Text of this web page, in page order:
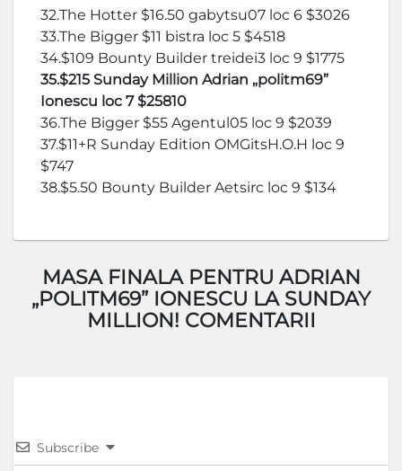
32.The Hotter $16.50 gabytsu07 loc 6 $3026
33.The Bigger $11 bistra loc 5 $4518
34.$109 Bounty Builder treidei3 loc 9 $1775
35.$215 Sunday Million Adrian „politm69”
Ionescu loc 7 $25810
36.The Bigger $55 Agentul05 loc 9 $2039
37.$11+R Sunday Edition OMGitsH.O.H loc 9
$747
38.$5.50 Bounty Builder Aetsirc loc 9 $134
MASA FINALA PENTRU ADRIAN
„POLITM69” IONESCU LA SUNDAY
MILLION! COMENTARII
Subscribe